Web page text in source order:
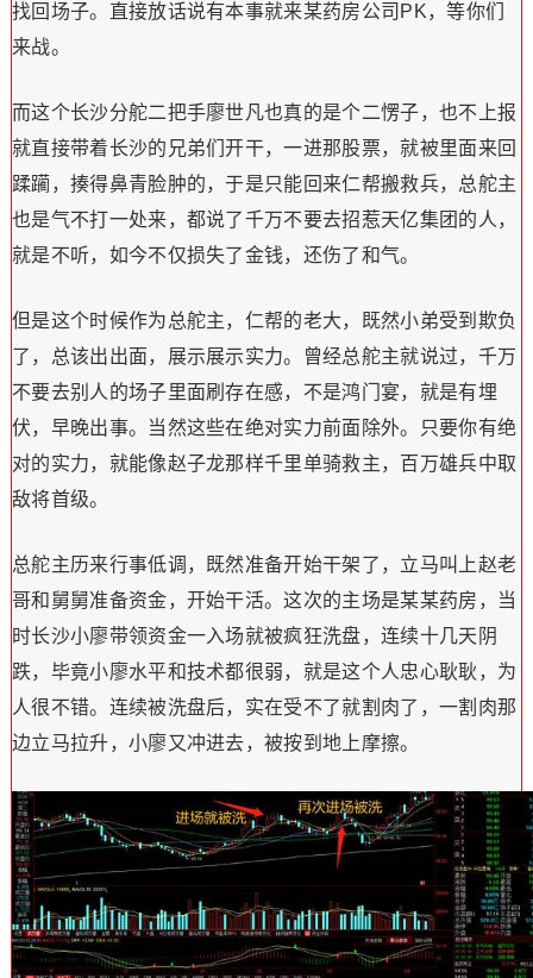
找回场子。直接放话说有本事就来某药房公司PK，等你们
来战。
而这个长沙分舵二把手廖世凡也真的是个二愣子，也不上报
就直接带着长沙的兄弟们开干，一进那股票，就被里面来回
蹂躏，揍得鼻青脸肿的，于是只能回来仁帮搬救兵，总舵主
也是气不打一处来，都说了千万不要去招惹天亿集团的人，
就是不听，如今不仅损失了金钱，还伤了和气。
但是这个时候作为总舵主，仁帮的老大，既然小弟受到欺负
了，总该出出面，展示展示实力。曾经总舵主就说过，千万
不要去别人的场子里面刷存在感，不是鸿门宴，就是有埋
伏，早晚出事。当然这些在绝对实力前面除外。只要你有绝
对的实力，就能像赵子龙那样千里单骑救主，百万雄兵中取
敌将首级。
总舵主历来行事低调，既然准备开始干架了，立马叫上赵老
哥和舅舅准备资金，开始干活。这次的主场是某某药房，当
时长沙小廖带领资金一入场就被疯狂洗盘，连续十几天阴
跌，毕竟小廖水平和技术都很弱，就是这个人忠心耿耿，为
人很不错。连续被洗盘后，实在受不了就割肉了，一割肉那
边立马拉升，小廖又冲进去，被按到地上摩擦。